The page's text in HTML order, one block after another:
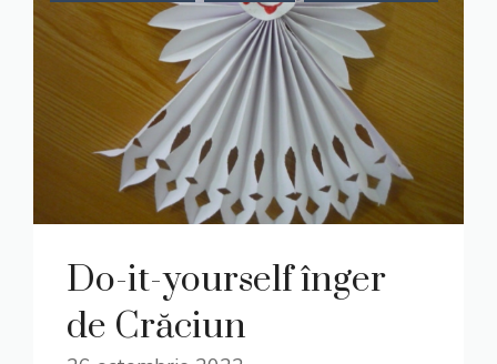
Do-it-yourself înger
de Crăciun